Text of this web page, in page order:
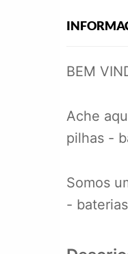
BEM
Ache
pilhas -
Somos
-